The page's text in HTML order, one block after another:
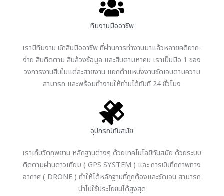
ทีมงานมืออาชีพ
เรามีทีมงาน นักสืบมืออาชีพ ที่ผ่านการทำงานมาแล้วหลายคดียาก-
ง่าย สืบติดตาม สืบล้วงข้อมูล และสืบตามหาคน เราเป็นมือ 1 ของ
วงการงานสืบในแต่ละสายงาน แยกตำแหน่งงานชัดเจนตามความ
สามารถ และพร้อมทำงานให้ท่านได้ทันที 24 ชั่วโมง
อุปกรณ์ทันสมัย
เราเก็บวัตถุพยาน หลักฐานต่างๆ ด้วยเทคโนโลยีทันสมัย ด้วยระบบ
ติดตามผ่านดาวเทียม ( GPS SYSTEM ) และ การบันทึกภาพทาง
อากาศ ( DRONE ) ทำให้ได้หลักฐานที่ถูกต้องและชัดเจน สามารถ
นำไปใช้ประโยชน์ได้สูงสุด